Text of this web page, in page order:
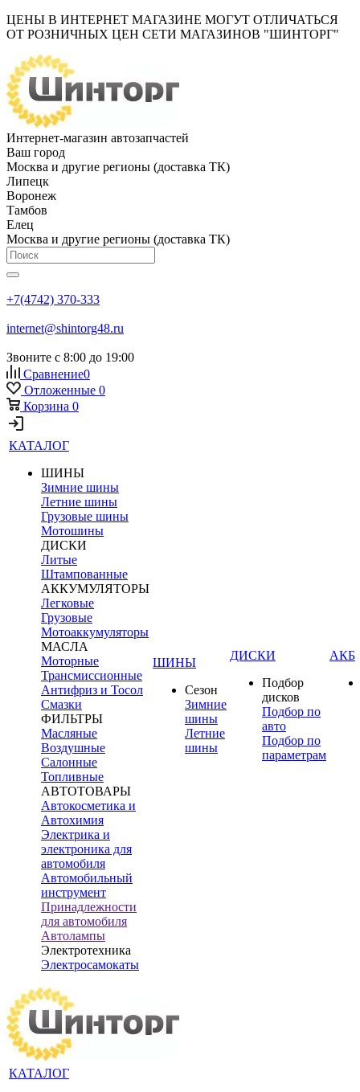
ЦЕНЫ В ИНТЕРНЕТ МАГАЗИНЕ МОГУТ ОТЛИЧАТЬСЯ
ОТ РОЗНИЧНЫХ ЦЕН СЕТИ МАГАЗИНОВ "ШИНТОРГ"
Интернет-магазин автозапчастей
Ваш город
Москва и другие регионы (доставка ТК)
Липецк
Воронеж
Тамбов
Елец
Москва и другие регионы (доставка ТК)
+7(4742) 370-333
internet@shintorg48.ru
Звоните с 8:00 до 19:00
Сравнение0
Отложенные 0
Корзина 0
КАТАЛОГ
ШИНЫ
Зимние шины
Летние шины
Грузовые шины
Мотошины
ДИСКИ
Литые
Штампованные
АККУМУЛЯТОРЫ
Легковые
Грузовые
Мотоаккумуляторы
МАСЛА
Моторные
Трансмиссионные
Антифриз и Тосол
Смазки
ФИЛЬТРЫ
Масляные
Воздушные
Салонные
Топливные
АВТОТОВАРЫ
Автокосметика и
Автохимия
Электрика и
электроника для
автомобиля
Автомобильный
инструмент
Принадлежности
для автомобиля
Автолампы
Электротехника
Электросамокаты
ШИНЫ
Сезон
Зимние
шины
Летние
шины
ДИСКИ
Подбор
дисков
Подбор по
авто
Подбор по
параметрам
АКБ
КАТАЛОГ